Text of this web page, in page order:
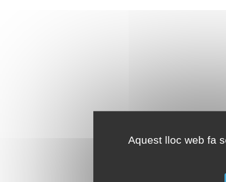
Aquest lloc web fa